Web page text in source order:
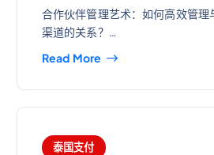
合作伙伴管理艺术：如何高效管理
渠道的关系？…
Read More
泰国支付